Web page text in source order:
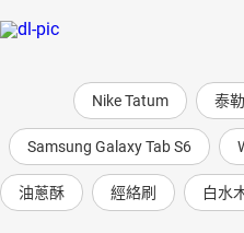
Nike Tatum 泰
Samsung Galaxy Tab S6
油蔥酥 經絡刷 白水